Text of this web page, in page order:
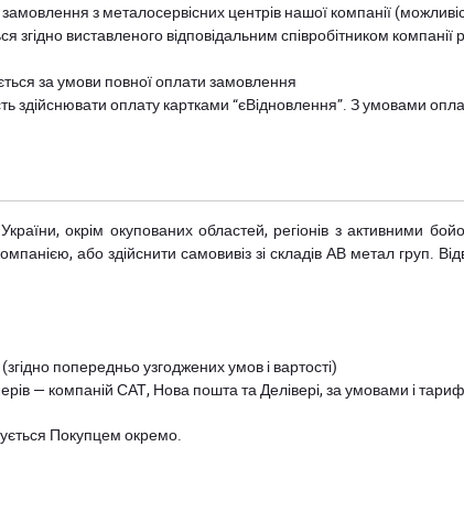
з металосервісних центрів нашої компанії
згідно виставленого відповідальним співробітником
за умови повної оплати замовлення
здійснювати оплату картками “єВідновлення”. З умовами
України, окрім окупованих областей, регіонів з активними
або здійснити самовивіз зі складів АВ метал груп.
попередньо узгоджених умов і вартості)
— компаній САТ, Нова пошта та Делівері, за умовами і
Покупцем окремо.